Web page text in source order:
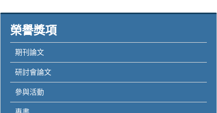
榮譽獎項
期刊論文
研討會論文
參與活動